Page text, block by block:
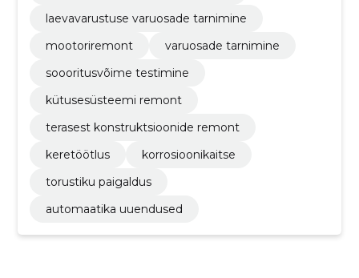
laevavarustuse varuosade tarnimine
mootoriremont
varuosade tarnimine
soooritusvõime testimine
kütusesüsteemi remont
terasest konstruktsioonide remont
keretöötlus
korrosioonikaitse
torustiku paigaldus
automaatika uuendused